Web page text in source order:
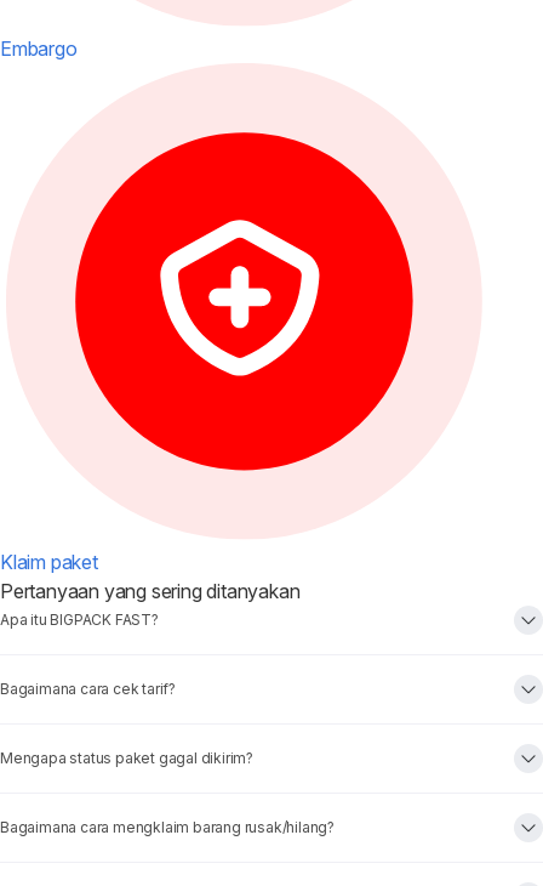
Embargo
Klaim paket
Pertanyaan yang sering ditanyakan
Apa itu BIGPACK FAST?
Bagaimana cara cek tarif?
Mengapa status paket gagal dikirim?
Bagaimana cara mengklaim barang rusak/hilang?